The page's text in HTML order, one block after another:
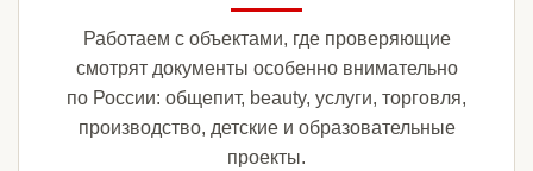
Работаем с объектами, где проверяющие
смотрят документы особенно внимательно
по России: общепит, beauty, услуги, торговля,
производство, детские и образовательные
проекты.